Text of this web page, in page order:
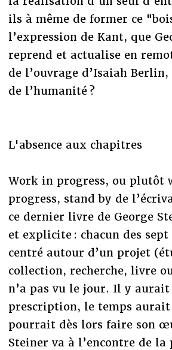
ils à même de former ce
l’expression de Kant, que
reprend et actualise en
de l’ouvrage d’Isaiah
de l’humanité ?
L'absence aux chapitres
Work in progress, ou plutôt
progress, stand by de
ce dernier livre de George
et explicite : chacun des
centré autour d’un projet
collection, recherche, livre
n’a pas vu le jour. Il y aurait
prescription, le temps aurait
pourrait dès lors faire son
Steiner va à l’encontre de